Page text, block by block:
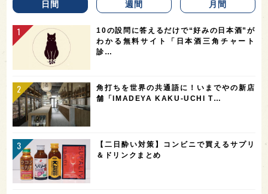
日間 週間 月間
10の設問に答えるだけで“好みの日本酒”が
わかる無料サイト「日本酒三角チャート
診…
角打ちを世界の共通語に！いまでやの新店
舗「IMADEYA KAKU-UCHI T…
【二日酔い対策】コンビニで買えるサプリ
＆ドリンクまとめ